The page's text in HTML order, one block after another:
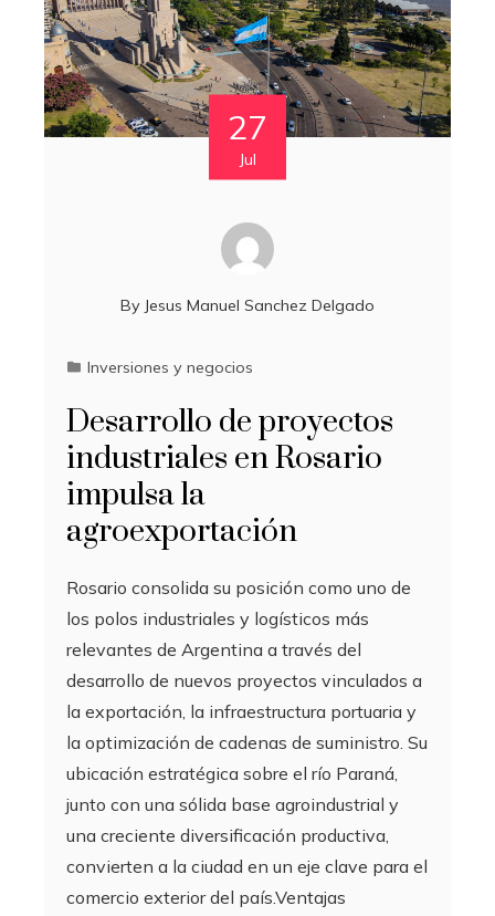
27
Jul
By Jesus Manuel Sanchez Delgado
Inversiones y negocios
Desarrollo de proyectos
industriales en Rosario
impulsa la
agroexportación
Rosario consolida su posición como uno de
los polos industriales y logísticos más
relevantes de Argentina a través del
desarrollo de nuevos proyectos vinculados a
la exportación, la infraestructura portuaria y
la optimización de cadenas de suministro. Su
ubicación estratégica sobre el río Paraná,
junto con una sólida base agroindustrial y
una creciente diversificación productiva,
convierten a la ciudad en un eje clave para el
comercio exterior del país.Ventajas